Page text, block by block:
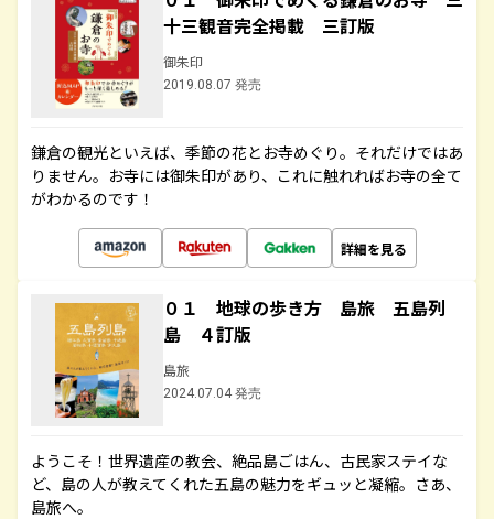
十三観音完全掲載 三訂版
御朱印
2019.08.07 発売
鎌倉の観光といえば、季節の花とお寺めぐり。それだけではあ
りません。お寺には御朱印があり、これに触れればお寺の全て
がわかるのです！
詳細を見る
０１ 地球の歩き方 島旅 五島列
島 ４訂版
島旅
2024.07.04 発売
ようこそ！世界遺産の教会、絶品島ごはん、古民家ステイな
ど、島の人が教えてくれた五島の魅力をギュッと凝縮。さあ、
島旅へ。